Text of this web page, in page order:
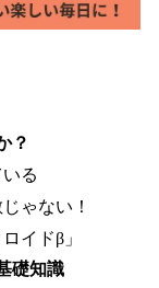
？
る
ゃない！
イドβ」
礎知識